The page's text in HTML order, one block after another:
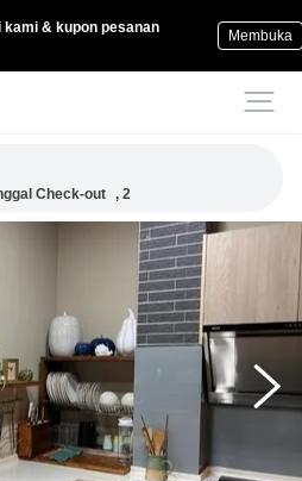
kami & kupon pesanan
Membuka
Check-out , 2